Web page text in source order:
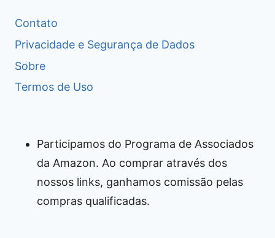
Contato
Privacidade e Segurança de Dados
Sobre
Termos de Uso
Participamos do Programa de Associados
da Amazon. Ao comprar através dos
nossos links, ganhamos comissão pelas
compras qualificadas.